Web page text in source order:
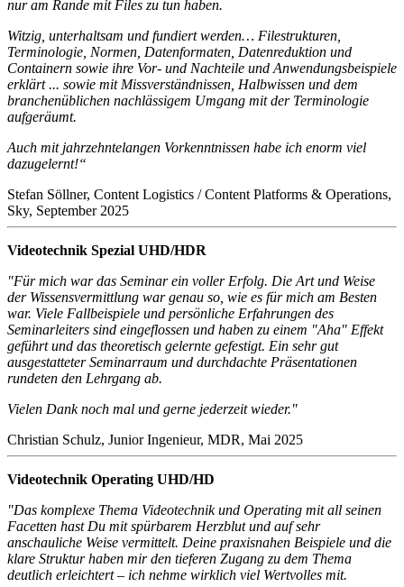
nur am Rande mit Files zu tun haben.
Witzig, unterhaltsam und fundiert werden… Filestrukturen,
Terminologie, Normen, Datenformaten, Datenreduktion und
Containern sowie ihre Vor- und Nachteile und Anwendungsbeispiele
erklärt ... sowie mit Missverständnissen, Halbwissen und dem
branchenüblichen nachlässigem Umgang mit der Terminologie
aufgeräumt.
Auch mit jahrzehntelangen Vorkenntnissen habe ich enorm viel
dazugelernt!“
Stefan Söllner, Content Logistics / Content Platforms & Operations,
Sky, September 2025
Videotechnik Spezial UHD/HDR
"Für mich war das Seminar ein voller Erfolg. Die Art und Weise
der Wissensvermittlung war genau so, wie es für mich am Besten
war. Viele Fallbeispiele und persönliche Erfahrungen des
Seminarleiters sind eingeflossen und haben zu einem "Aha" Effekt
geführt und das theoretisch gelernte gefestigt. Ein sehr gut
ausgestatteter Seminarraum und durchdachte Präsentationen
rundeten den Lehrgang ab.
Vielen Dank noch mal und gerne jederzeit wieder."
Christian Schulz, Junior Ingenieur, MDR, Mai 2025
Videotechnik Operating UHD/HD
"Das komplexe Thema Videotechnik und Operating mit all seinen
Facetten hast Du mit spürbarem Herzblut und auf sehr
anschauliche Weise vermittelt. Deine praxisnahen Beispiele und die
klare Struktur haben mir den tieferen Zugang zu dem Thema
deutlich erleichtert – ich nehme wirklich viel Wertvolles mit.